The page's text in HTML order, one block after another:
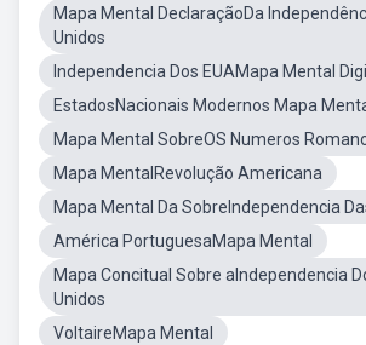
Mapa Mental DeclaraçãoDa
Unidos
Independencia Dos EUAMapa Mental
EstadosNacionais Modernos Mapa
Mapa Mental SobreOS Numeros
Mapa MentalRevolução Americana
Mapa Mental Da SobreIndependencia
América PortuguesaMapa Mental
Mapa Concitual Sobre aIndependencia
Unidos
VoltaireMapa Mental